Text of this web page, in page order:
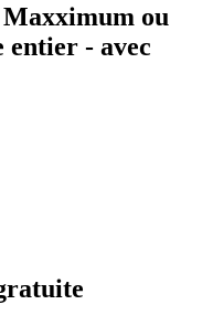
ou
entier - avec